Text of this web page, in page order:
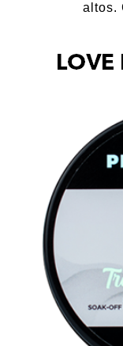
Plasticine
Happy
Mini Elegance
Spider Gel
Gel 21 Días
Línea Spa
altos.